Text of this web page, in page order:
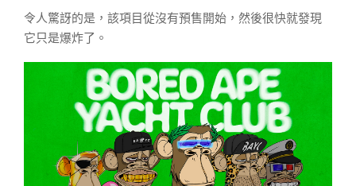
令人驚訝的是，該項目從沒有預售開始，然後很快就發現
它只是爆炸了。